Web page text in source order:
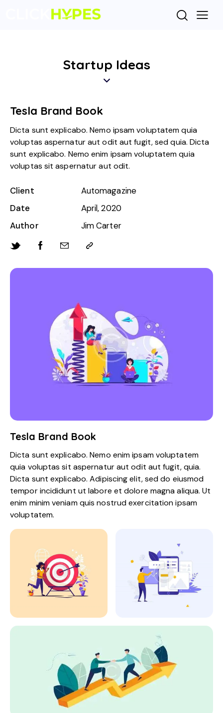
Startup Ideas
Tesla Brand Book
Dicta sunt explicabo. Nemo ipsam voluptatem quia
voluptas aspernatur aut odit aut fugit, sed quia. Dicta
sunt explicabo. Nemo enim ipsam voluptatem quia
voluptas sit aspernatur aut odit.
Client
Automagazine
Date
April, 2020
Author
Jim Carter
Tesla Brand Book
Dicta sunt explicabo. Nemo enim ipsam voluptatem
quia voluptas sit aspernatur aut odit aut fugit, quia.
Dicta sunt explicabo. Adipiscing elit, sed do eiusmod
tempor incididunt ut labore et dolore magna aliqua. Ut
enim minim veniam quis nostrud exercitation ipsam
voluptatem.